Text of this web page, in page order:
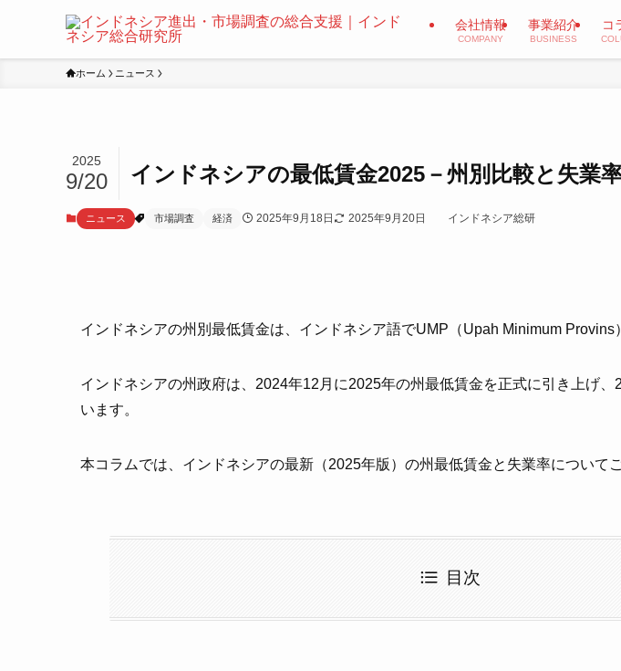
会社情報
COMPANY
事業紹介
BUSINESS
コ
ホーム ニュース
インドネシアの最低賃金2025－州別比較と失業
2025
9/20
ニュース 市場調査 経済 2025年9月18日 2025年9月20日 インドネシア総研
インドネシアの州別最低賃金は、インドネシア語でUMP（Upah Minimum Provins
インドネシアの州政府は、2024年12月に2025年の州最低賃金を正式に引き上げ、
います。
本コラムでは、インドネシアの最新（2025年版）の州最低賃金と失業率について
目次